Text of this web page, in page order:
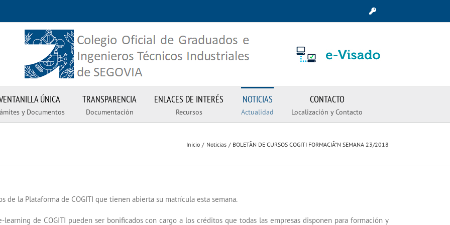
ÚNICA
y Documentos
TRANSPARENCIA
Documentación
ENLACES DE INTERÉS
Recursos
NOTICIAS
Actualidad
CONTACTO
Localización y Contacto
Inicio Noticias BOLETÃN DE CURSOS COGITI FORMACIÃ“N SEMANA 23/2018
la Plataforma de COGITI que tienen abierta su matrícula esta semana.
de COGITI pueden ser bonificados con cargo a los créditos que todas las empresas disponen para formación y